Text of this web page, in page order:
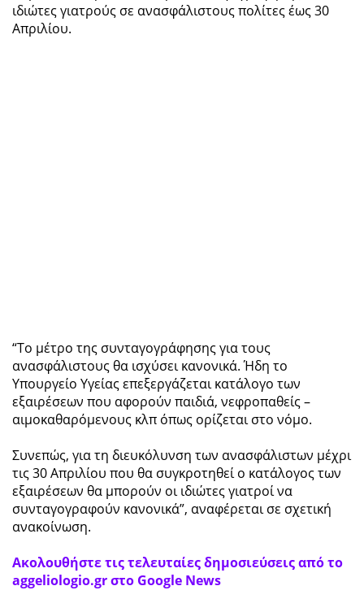
ιδιώτες γιατρούς σε ανασφάλιστους πολίτες έως 30
Απριλίου.
“Το μέτρο της συνταγογράφησης για τους
ανασφάλιστους θα ισχύσει κανονικά. Ήδη το
Υπουργείο Υγείας επεξεργάζεται κατάλογο των
εξαιρέσεων που αφορούν παιδιά, νεφροπαθείς –
αιμοκαθαρόμενους κλπ όπως ορίζεται στο νόμο.
Συνεπώς, για τη διευκόλυνση των ανασφάλιστων μέχρι
τις 30 Απριλίου που θα συγκροτηθεί ο κατάλογος των
εξαιρέσεων θα μπορούν οι ιδιώτες γιατροί να
συνταγογραφούν κανονικά”, αναφέρεται σε σχετική
ανακοίνωση.
Ακολουθήστε τις τελευταίες δημοσιεύσεις από το
aggeliologio.gr στο Google News